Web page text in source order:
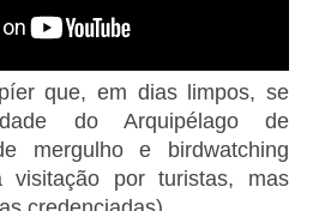
que, em dias limpos, se
do Arquipélago de
mergulho e birdwatching
por turistas, mas